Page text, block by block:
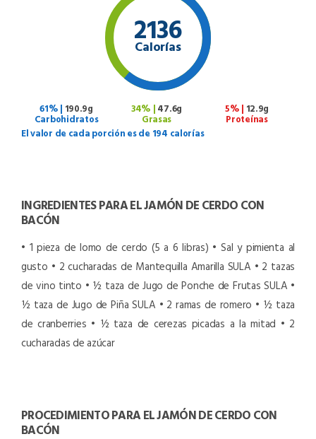
2136
Calorías
61% | 190.9g
Carbohidratos
34% | 47.6g
Grasas
5% | 12.9g
Proteínas
El valor de cada porción es de 194 calorías
INGREDIENTES PARA EL JAMÓN DE CERDO CON
BACÓN
• 1 pieza de lomo de cerdo (5 a 6 libras) • Sal y pimienta al
gusto • 2 cucharadas de Mantequilla Amarilla SULA • 2 tazas
de vino tinto • ½ taza de Jugo de Ponche de Frutas SULA •
½ taza de Jugo de Piña SULA • 2 ramas de romero • ½ taza
de cranberries • ½ taza de cerezas picadas a la mitad • 2
cucharadas de azúcar
PROCEDIMIENTO PARA EL JAMÓN DE CERDO CON
BACÓN